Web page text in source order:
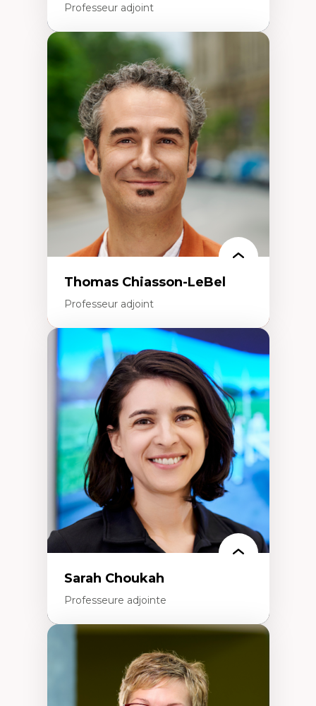
Professeur adjoint
Économie circulaire
Modèles d’affaires durables
Histoire des faits économiques
Gestion durable des ressources naturelles
Écologie industrielle
Aménagement durable du territoire
Développement régional
Coopératives
Télétravail en milieu rural francophone
Transition socio-écologique
Thomas Chiasson-LeBel
Professeur adjoint
Expertises
Théories du développement
Économie politique comparée
Élites économiques
Sociologie économique
Extractivisme
Classes sociales
Mouvements sociaux
Théories de l’État
Sarah Choukah
Professeure adjointe
Démocratisation des nouvelles
technologies et biotechnologies
Données ouvertes
Bioart, programmation et électronique